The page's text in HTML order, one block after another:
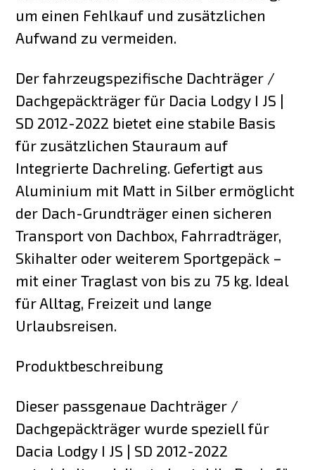
um einen Fehlkauf und zusätzlichen
Aufwand zu vermeiden.
Der fahrzeugspezifische Dachträger /
Dachgepäckträger für Dacia Lodgy I JS |
SD 2012-2022 bietet eine stabile Basis
für zusätzlichen Stauraum auf
Integrierte Dachreling. Gefertigt aus
Aluminium mit Matt in Silber ermöglicht
der Dach-Grundträger einen sicheren
Transport von Dachbox, Fahrradträger,
Skihalter oder weiterem Sportgepäck –
mit einer Traglast von bis zu 75 kg. Ideal
für Alltag, Freizeit und lange
Urlaubsreisen.
Produktbeschreibung
Dieser passgenaue Dachträger /
Dachgepäckträger wurde speziell für
Dacia Lodgy I JS | SD 2012-2022